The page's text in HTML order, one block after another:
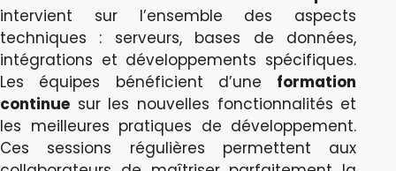
intervient sur l’ensemble des aspects
techniques : serveurs, bases de données,
intégrations et développements spécifiques.
Les équipes bénéficient d’une formation
continue sur les nouvelles fonctionnalités et
les meilleures pratiques de développement.
Ces sessions régulières permettent aux